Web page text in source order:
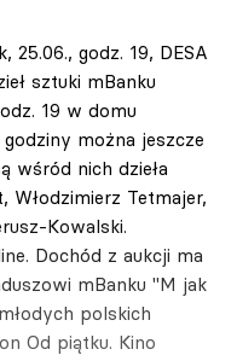
25.06., godz. 19, DESA
sztuki mBanku
19 w domu
można jeszcze
wśród nich dzieła
Tetmajer,
Kowalski.
Dochód z aukcji ma
mBanku "M jak
polskich
Od piątku. Kino